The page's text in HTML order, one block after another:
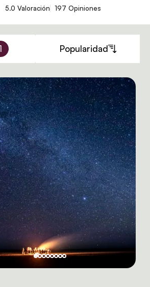
5.0 Valoración 197 Opiniones
Popularidad